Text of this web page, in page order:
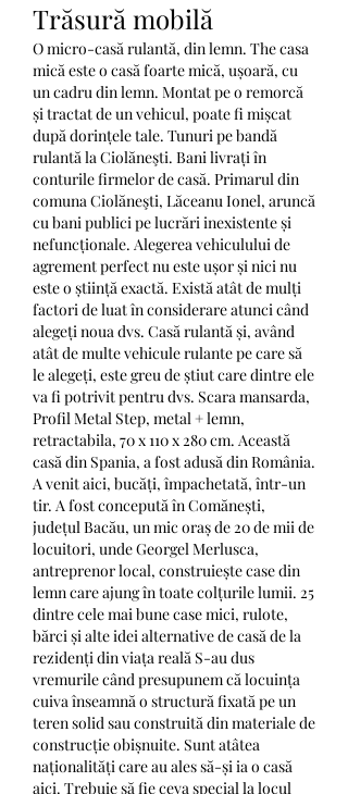
Trăsură mobilă
O micro-casă rulantă, din lemn. The casa
mică este o casă foarte mică, ușoară, cu
un cadru din lemn. Montat pe o remorcă
și tractat de un vehicul, poate fi mișcat
după dorințele tale. Tunuri pe bandă
rulantă la Ciolăneşti. Bani livrați în
conturile firmelor de casă. Primarul din
comuna Ciolăneşti, Lăceanu Ionel, aruncă
cu bani publici pe lucrări inexistente și
nefuncționale. Alegerea vehiculului de
agrement perfect nu este ușor și nici nu
este o știință exactă. Există atât de mulți
factori de luat în considerare atunci când
alegeți noua dvs. Casă rulantă și, având
atât de multe vehicule rulante pe care să
le alegeți, este greu de știut care dintre ele
va fi potrivit pentru dvs. Scara mansarda,
Profil Metal Step, metal + lemn,
retractabila, 70 x 110 x 280 cm. Această
casă din Spania, a fost adusă din România.
A venit aici, bucăți, împachetată, într-un
tir. A fost concepută în Comănești,
județul Bacău, un mic oraș de 20 de mii de
locuitori, unde Georgel Merlusca,
antreprenor local, construiește case din
lemn care ajung în toate colțurile lumii. 25
dintre cele mai bune case mici, rulote,
bărci și alte idei alternative de casă de la
rezidenți din viața reală S-au dus
vremurile când presupunem că locuința
cuiva înseamnă o structură fixată pe un
teren solid sau construită din materiale de
construcție obișnuite. Sunt atâtea
naționalități care au ales să-și ia o casă
aici. Trebuie să fie ceva special la locul